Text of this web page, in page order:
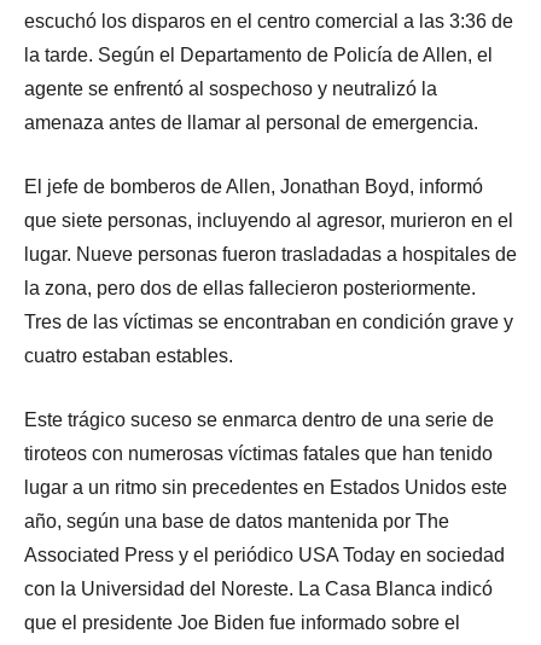
escuchó los disparos en el centro comercial a las 3:36 de
la tarde. Según el Departamento de Policía de Allen, el
agente se enfrentó al sospechoso y neutralizó la
amenaza antes de llamar al personal de emergencia.
El jefe de bomberos de Allen, Jonathan Boyd, informó
que siete personas, incluyendo al agresor, murieron en el
lugar. Nueve personas fueron trasladadas a hospitales de
la zona, pero dos de ellas fallecieron posteriormente.
Tres de las víctimas se encontraban en condición grave y
cuatro estaban estables.
Este trágico suceso se enmarca dentro de una serie de
tiroteos con numerosas víctimas fatales que han tenido
lugar a un ritmo sin precedentes en Estados Unidos este
año, según una base de datos mantenida por The
Associated Press y el periódico USA Today en sociedad
con la Universidad del Noreste. La Casa Blanca indicó
que el presidente Joe Biden fue informado sobre el